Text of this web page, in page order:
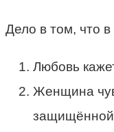
Дело в том, что
Любовь
Женщина